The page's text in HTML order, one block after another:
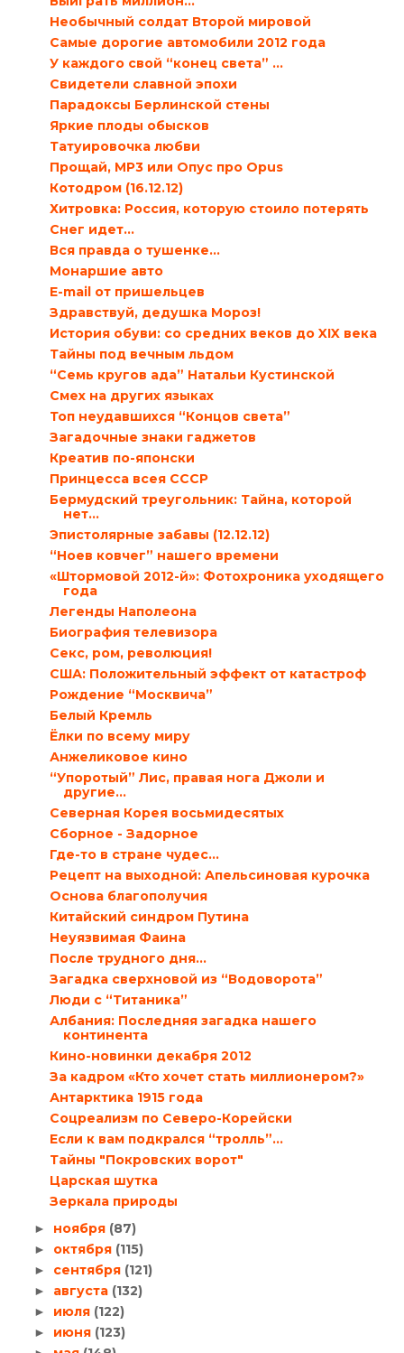
Необычный солдат Второй мировой
Самые дорогие автомобили 2012 года
У каждого свой “конец света” …
Свидетели славной эпохи
Парадоксы Берлинской стены
Яркие плоды обысков
Татуировочка любви
Прощай, MP3 или Опус про Opus
Котодром (16.12.12)
Хитровка: Россия, которую стоило потерять
Снег идет…
Вся правда о тушенке…
Монаршие авто
E-mail от пришельцев
Здравствуй, дедушка Мороз!
История обуви: со средних веков до XIX века
Тайны под вечным льдом
“Семь кругов ада” Натальи Кустинской
Смех на других языках
Топ неудавшихся “Концов света”
Загадочные знаки гаджетов
Креатив по-японски
Принцесса всея СССР
Бермудский треугольник: Тайна, которой
нет…
Эпистолярные забавы (12.12.12)
“Ноев ковчег” нашего времени
«Штормовой 2012-й»: Фотохроника уходящего
года
Легенды Наполеона
Биография телевизора
Секс, ром, революция!
США: Положительный эффект от катастроф
Рождение “Москвича”
Белый Кремль
Ёлки по всему миру
Анжеликовое кино
“Упоротый” Лис, правая нога Джоли и
другие…
Северная Корея восьмидесятых
Сборное - Задорное
Где-то в стране чудес…
Рецепт на выходной: Апельсиновая курочка
Основа благополучия
Китайский синдром Путина
Неуязвимая Фаина
После трудного дня…
Загадка сверхновой из “Водоворота”
Люди с “Титаника”
Албания: Последняя загадка нашего
континента
Кино-новинки декабря 2012
За кадром «Кто хочет стать миллионером?»
Антарктика 1915 года
Cоцреализм по Северо-Корейски
Если к вам подкрался “тролль”...
Тайны "Покровских ворот"
Царская шутка
Зеркала природы
► ноября (87)
► октября (115)
► сентября (121)
► августа (132)
► июля (122)
► июня (123)